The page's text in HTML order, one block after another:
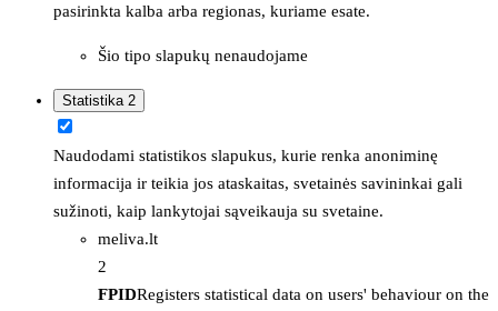
pasirinkta kalba arba regionas, kuriame esate.
Šio tipo slapukų nenaudojame
Statistika 2
Naudodami statistikos slapukus, kurie renka anoniminę
informacija ir teikia jos ataskaitas, svetainės savininkai gali
sužinoti, kaip lankytojai sąveikauja su svetaine.
meliva.lt
2
FPIDRegisters statistical data on users' behaviour on the